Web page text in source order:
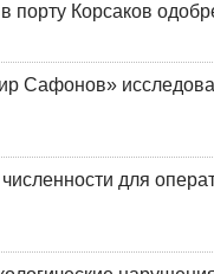
порту Корсаков
для